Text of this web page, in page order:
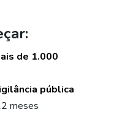
de 1.000
pública
meses